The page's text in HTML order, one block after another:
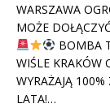
WARSZAWA
MOŻE
BOMBA
WIŚLE KRAKÓW
WYRAŻAJĄ
LATA!…